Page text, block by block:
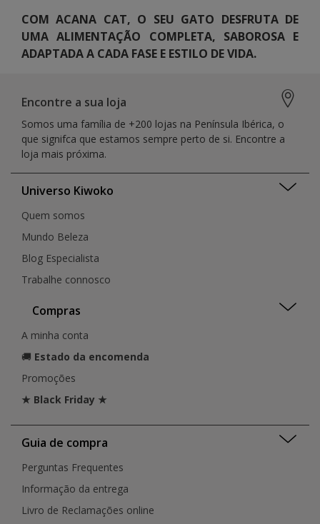
COM ACANA CAT, O SEU GATO DESFRUTA DE
UMA ALIMENTAÇÃO COMPLETA, SABOROSA E
ADAPTADA A CADA FASE E ESTILO DE VIDA.
Encontre a sua loja
Somos uma família de +200 lojas na Península Ibérica, o
que signifca que estamos sempre perto de si. Encontre a
loja mais próxima.
Universo Kiwoko
Quem somos
Mundo Beleza
Blog Especialista
Trabalhe connosco
Compras
A minha conta
🚚 Estado da encomenda
Promoções
★ Black Friday ★
Guia de compra
Perguntas Frequentes
Informação da entrega
Livro de Reclamações online